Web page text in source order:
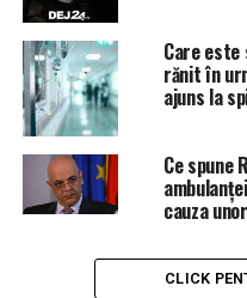
Care este
rănit în
ajuns la
Ce spune
cauza
CLICK